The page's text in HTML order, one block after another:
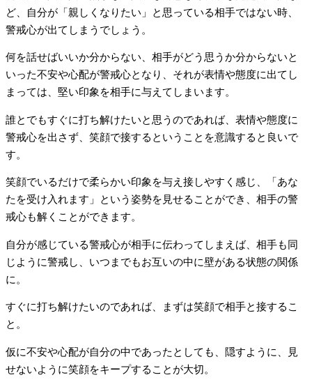
ど、自分が「親しくなりたい」と思っている相手ではない時、
警戒心が出てしまうでしょう。
何を話せばいいか分からない、相手がどう思うか分からないと
いった不安や心配が警戒心となり、それが表情や態度に出てし
まっては、堅い印象を相手に与えてしまいます。
誰とでもすぐに打ち解けたいと思うのであれば、表情や態度に
警戒心を出さず、笑顔で接するということを意識すると良いで
す。
笑顔でいるだけで柔らかい印象を与え接しやすく感じ、「あな
たを受け入れます」という姿勢を見せることができ、相手の警
戒心も解くことができます。
自分が感じている警戒心が相手に伝わってしまえば、相手も同
じように警戒し、いつまでもお互いの中に壁がある状態の関係
に。
すぐに打ち解けたいのであれば、まずは笑顔で相手と接するこ
と。
仮に不安や心配が自分の中であったとしても、隠すように、見
せないように笑顔をキープすることが大切。